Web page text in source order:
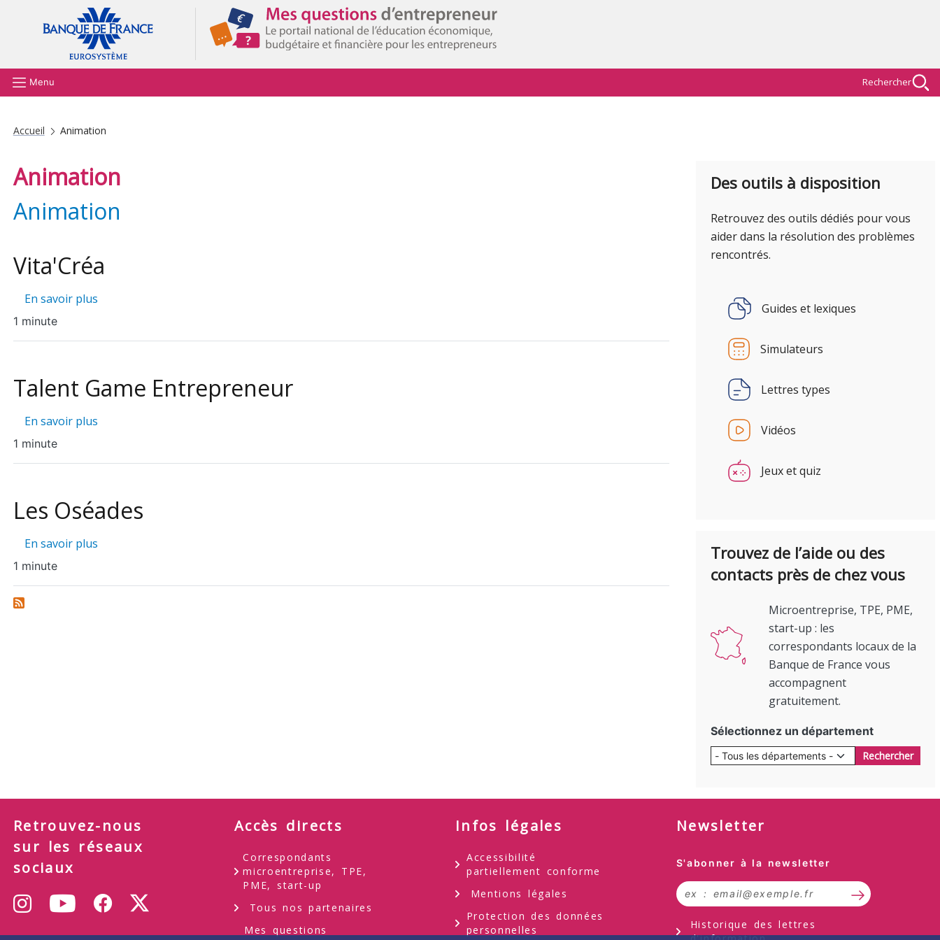
Aller au contenu principal
Menu Rechercher
Accueil Animation
Animation
Animation
Vita'Créa
En savoir plussur Vita'Créa
1 minute
Talent Game Entrepreneur
En savoir plussur Talent Game Entrepreneur
1 minute
Les Oséades
En savoir plussur Les Oséades
1 minute
Des outils à disposition
Retrouvez des outils dédiés pour vous
aider dans la résolution des problèmes
rencontrés.
Guides et lexiques
Simulateurs
Lettres types
Vidéos
Jeux et quiz
Trouvez de l’aide ou des
contacts près de chez vous
Microentreprise, TPE, PME,
start-up : les
correspondants locaux de la
Banque de France vous
accompagnent
gratuitement.
Sélectionnez un département
Rechercher
Retrouvez-nous
sur les réseaux
sociaux
InstagramYoutube
Facebook
Accès directs
Correspondants
microentreprise, TPE,
PME, start-up
Tous nos partenaires
Mes questions
Infos légales
Accessibilité
partiellement conforme
Mentions légales
Protection des données
personnelles
Newsletter
Formulaire d’inscription à la
S'abonner à la newsletter
S’abonner à la
Historique des lettres